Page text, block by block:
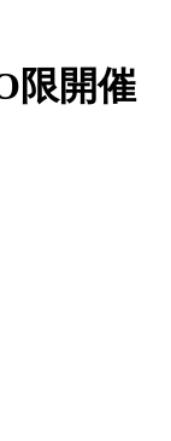
限開催